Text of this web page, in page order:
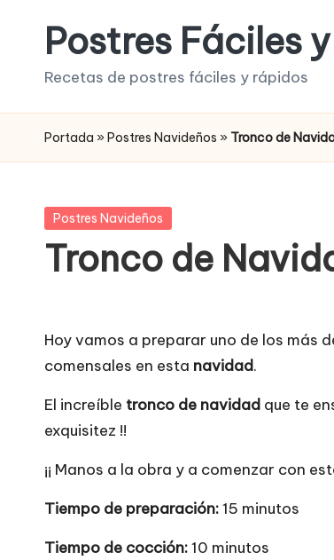
Postres Fáciles
Recetas de postres fáciles y rápidos
Portada » Postres Navideños » Tronco de
Publicada
Postres Navideños
Tronco de
Hoy vamos a preparar uno de los más
comensales en esta navidad.
El increíble tronco de navidad que te
exquisitez !!
¡¡ Manos a la obra y a comenzar con
Tiempo de preparación:15 minutos
Tiempo de cocción:10 minutos